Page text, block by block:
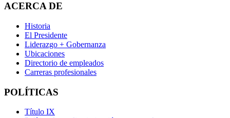
ACERCA DE
Historia
El Presidente
Liderazgo + Gobernanza
Ubicaciones
Directorio de empleados
Carreras profesionales
POLÍTICAS
Título IX